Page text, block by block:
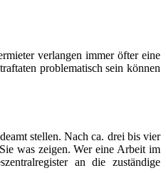
verlangen immer öfter eine
problematisch sein können
stellen. Nach ca. drei bis vier
was zeigen. Wer eine Arbeit im
an die zuständige